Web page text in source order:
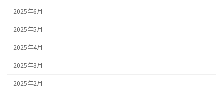
2025年6月
2025年5月
2025年4月
2025年3月
2025年2月